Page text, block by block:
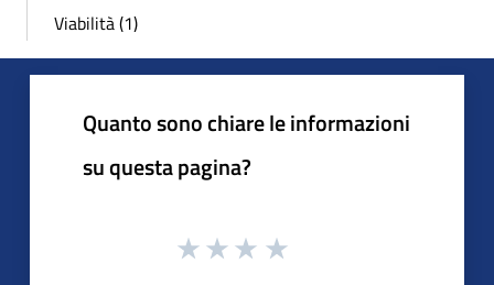
Viabilità (1)
Quanto sono chiare le informazioni
su questa pagina?